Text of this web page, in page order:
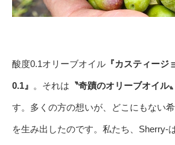
酸度0.1オリーブオイル 『カスティージ
0.1』 。それは 〝奇蹟のオリーブオイル〟
す。多くの方の想いが、どこにもない
を生み出したのです。私たち、Sherry-